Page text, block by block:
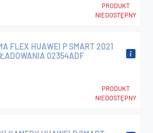
PRODUKT
NIEDOSTĘPNY
FLEX HUAWEI P SMART 2021
02354ADF
PRODUKT
NIEDOSTĘPNY